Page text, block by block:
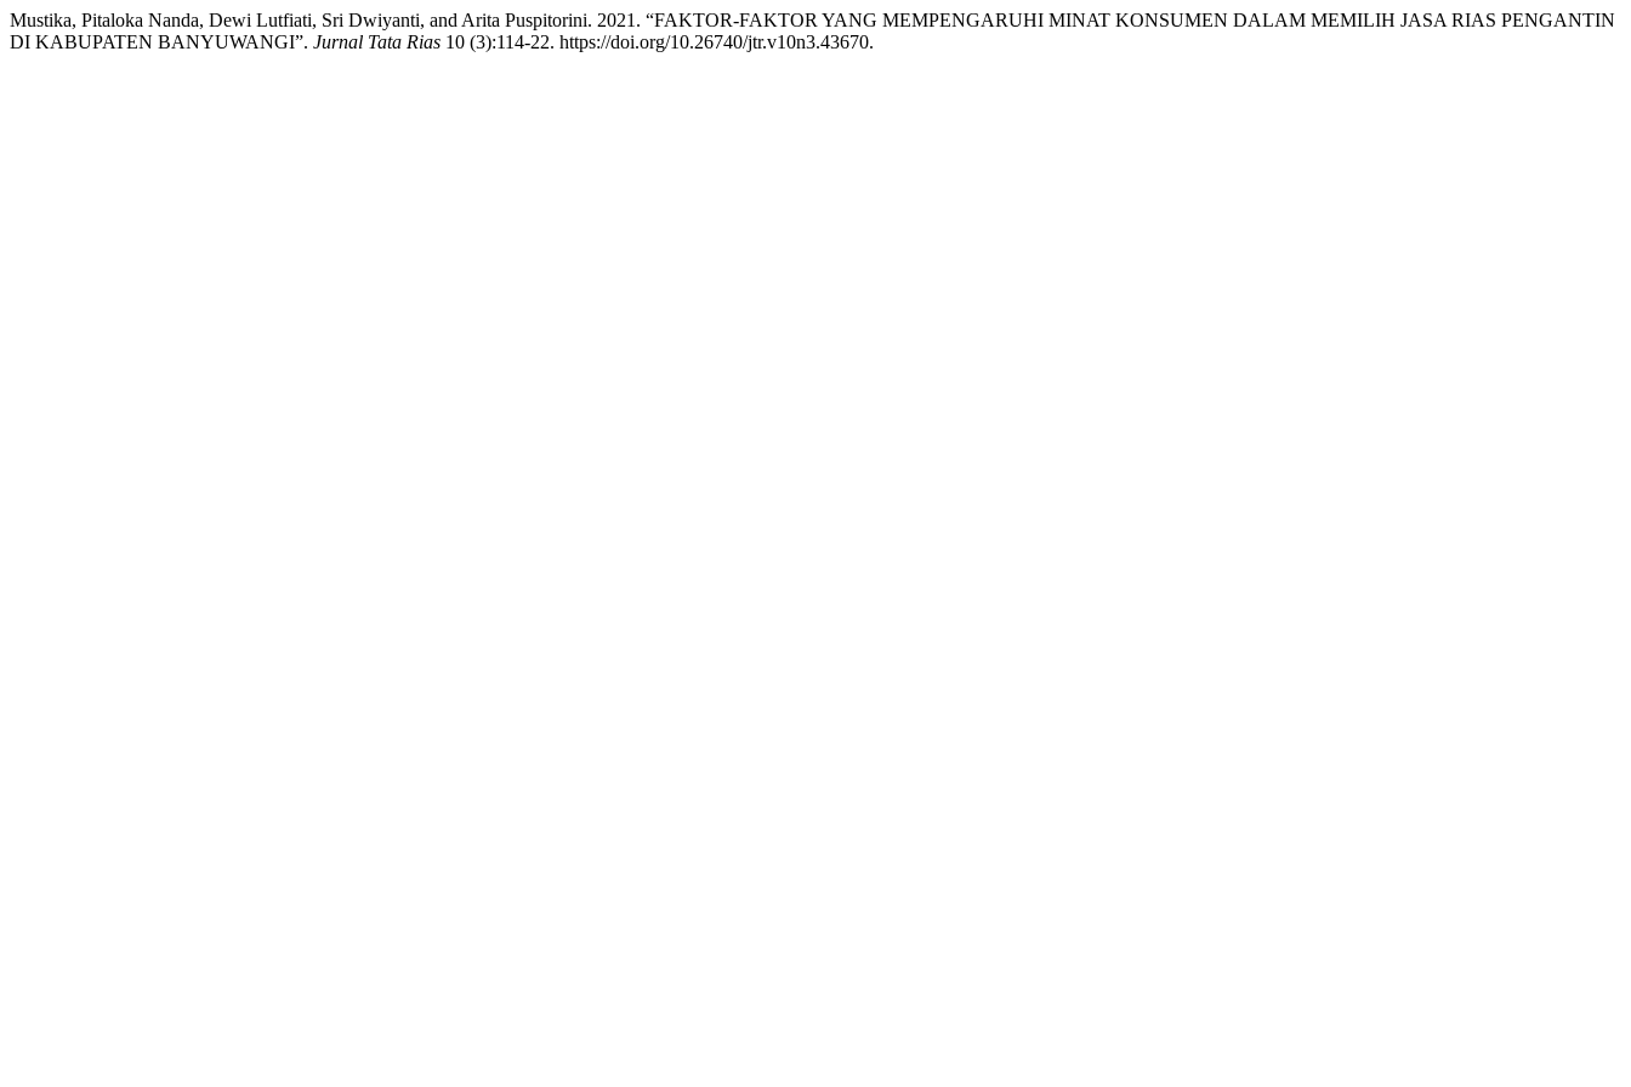
Mustika, Pitaloka Nanda, Dewi Lutfiati, Sri Dwiyanti, and Arita Puspitorini. 2021. “FAKTOR-FAKTOR YANG MEMPENGARUHI MINAT KONSUMEN DALAM MEMILIH JASA RIAS PENGANTIN
DI KABUPATEN BANYUWANGI”. Jurnal Tata Rias 10 (3):114-22. https://doi.org/10.26740/jtr.v10n3.43670.